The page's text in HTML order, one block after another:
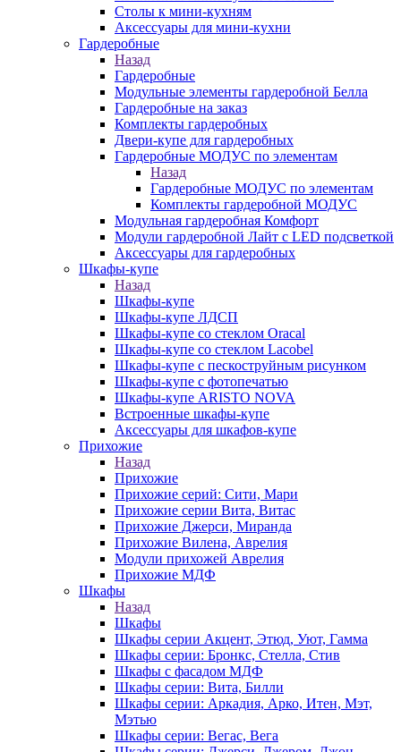
Столы к мини-кухням
Аксессуары для мини-кухни
Гардеробные
Назад
Гардеробные
Модульные элементы гардеробной Белла
Гардеробные на заказ
Комплекты гардеробных
Двери-купе для гардеробных
Гардеробные МОДУС по элементам
Назад
Гардеробные МОДУС по элементам
Комплекты гардеробной МОДУС
Модульная гардеробная Комфорт
Модули гардеробной Лайт с LED подсветкой
Аксессуары для гардеробных
Шкафы-купе
Назад
Шкафы-купе
Шкафы-купе ЛДСП
Шкафы-купе со стеклом Oracal
Шкафы-купе со стеклом Lacobel
Шкафы-купе с пескоструйным рисунком
Шкафы-купе с фотопечатью
Шкафы-купе ARISTO NOVA
Встроенные шкафы-купе
Аксессуары для шкафов-купе
Прихожие
Назад
Прихожие
Прихожие серий: Сити, Мари
Прихожие серии Вита, Витас
Прихожие Джерси, Миранда
Прихожие Вилена, Аврелия
Модули прихожей Аврелия
Прихожие МДФ
Шкафы
Назад
Шкафы
Шкафы серии Акцент, Этюд, Уют, Гамма
Шкафы серии: Бронкс, Стелла, Стив
Шкафы с фасадом МДФ
Шкафы серии: Вита, Билли
Шкафы серии: Аркадия, Арко, Итен, Мэт,
Мэтью
Шкафы серии: Вегас, Вега